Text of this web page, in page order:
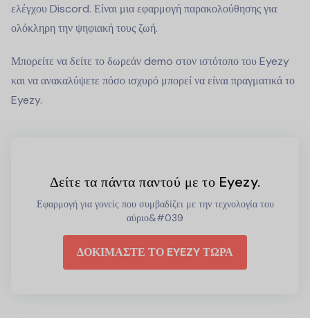
ελέγχου Discord. Είναι μια εφαρμογή παρακολούθησης για
ολόκληρη την ψηφιακή τους ζωή.
Μπορείτε να δείτε το δωρεάν demo στον ιστότοπο του Eyezy
και να ανακαλύψετε πόσο ισχυρό μπορεί να είναι πραγματικά το
Eyezy.
Δείτε τα πάντα παντού με το Eyezy.
Εφαρμογή για γονείς που συμβαδίζει με την τεχνολογία του
αύριο&#039
ΔΟΚΙΜΑΣΤΕ ΤΟ EYEZY ΤΩΡΑ